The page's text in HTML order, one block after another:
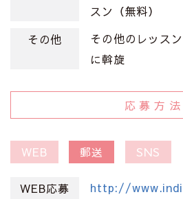
スン（無料）
その他
その他のレッス
に斡旋
応募方法
WEB 郵送 SNS
WEB応募
http://